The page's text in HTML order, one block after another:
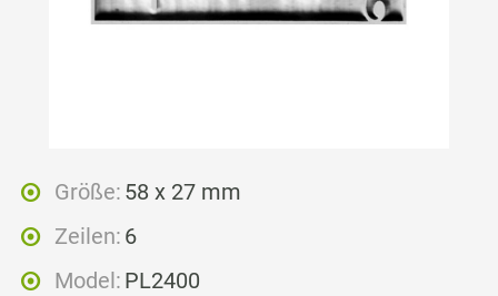
Größe: 58 x 27 mm
Zeilen: 6
Model: PL2400